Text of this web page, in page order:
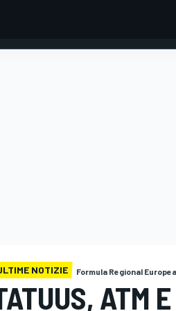
NOTIZIE Formula Regional
ATM